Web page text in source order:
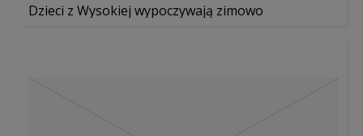
Dzieci z Wysokiej wypoczywają zimowo